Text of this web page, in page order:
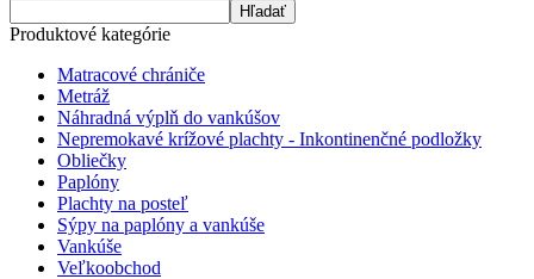
Hľadať
Produktové kategórie
Matracové chrániče
Metráž
Náhradná výplň do vankúšov
Nepremokavé krížové plachty - Inkontinenčné podložky
Obliečky
Paplóny
Plachty na posteľ
Sýpy na paplóny a vankúše
Vankúše
Veľkoobchod